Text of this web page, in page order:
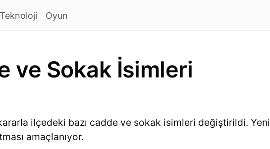
Teknoloji Oyun
ve Sokak İsimleri
ilçedeki bazı cadde ve sokak isimleri değiştirildi. Yeni
amaçlanıyor.